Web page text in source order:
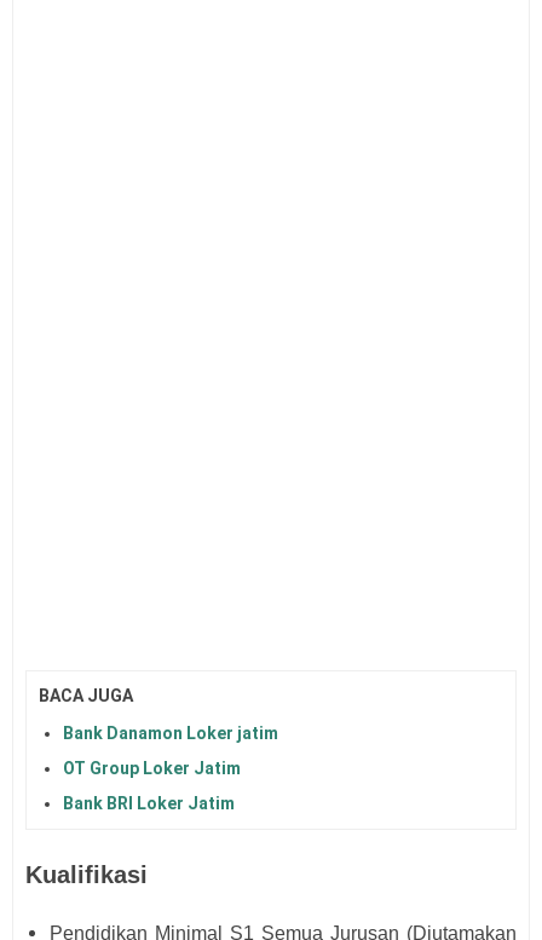
BACA JUGA
Bank Danamon Loker jatim
OT Group Loker Jatim
Bank BRI Loker Jatim
Kualifikasi
Pendidikan Minimal S1 Semua Jurusan (Diutamakan